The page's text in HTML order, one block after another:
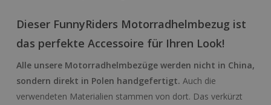
Dieser FunnyRiders Motorradhelmbezug ist
das perfekte Accessoire für Ihren Look!
Alle unsere Motorradhelmbezüge werden nicht in China,
sondern direkt in Polen handgefertigt. Auch die
verwendeten Materialien stammen von dort. Das verkürzt